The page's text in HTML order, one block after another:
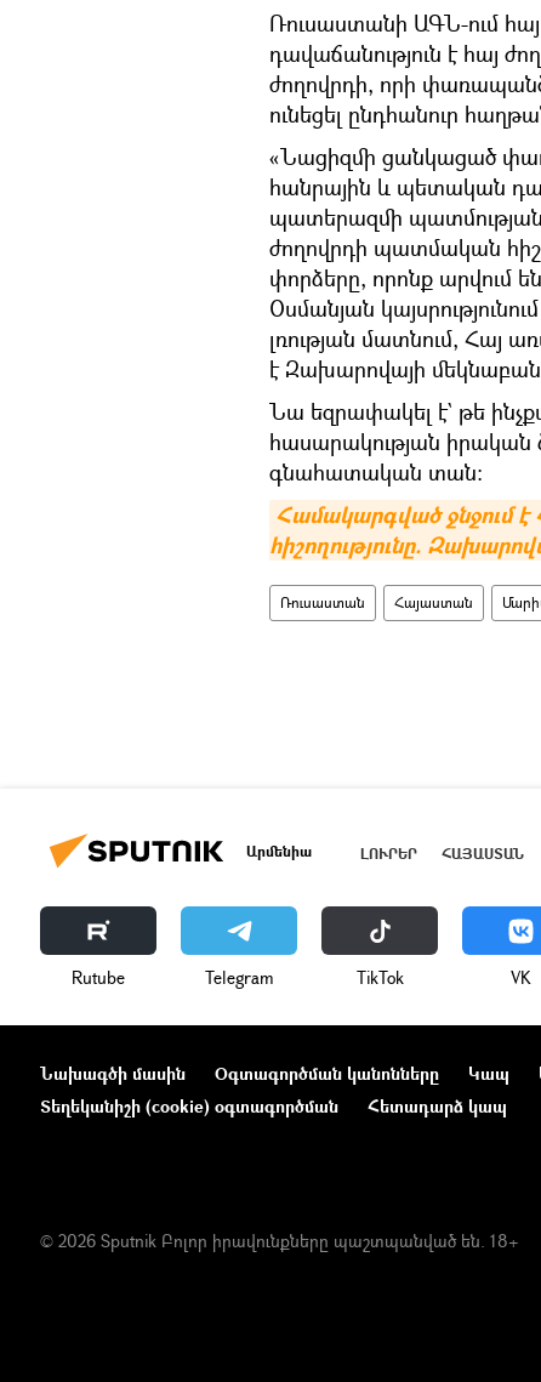
Ռուսաստանի ԱԳՆ-ում
դավաճանություն է հայ
ժողովրդի, որի փառապանծ
ունեցել ընդհանուր
«Նացիզմի ցանկացած
հանրային և պետական
պատերազմի պատմության
ժողովրդի պատմական
փորձերը, որոնք արվում
Օսմանյան
լռության մատնում, Հայ
է Զախարովայի
Նա եզրափակել է` թե
հասարակության իրական
գնահատական տան։
Համակարգված ջնջում
հիշողությունը.
Ռուսաստան Հայաստան
Արմենիա ԼՈՒՐԵՐ ՀԱՅԱՍՏԱՆ
Rutube Telegram ТikТоk VK
Նախագծի մասին Օգտագործման կանոնները Կապ
Տեղեկանիշի (cookie) օգտագործման
Հետադարձ կապ
© 2026 Sputnik Բոլոր իրավունքները պաշտպանված են. 18+